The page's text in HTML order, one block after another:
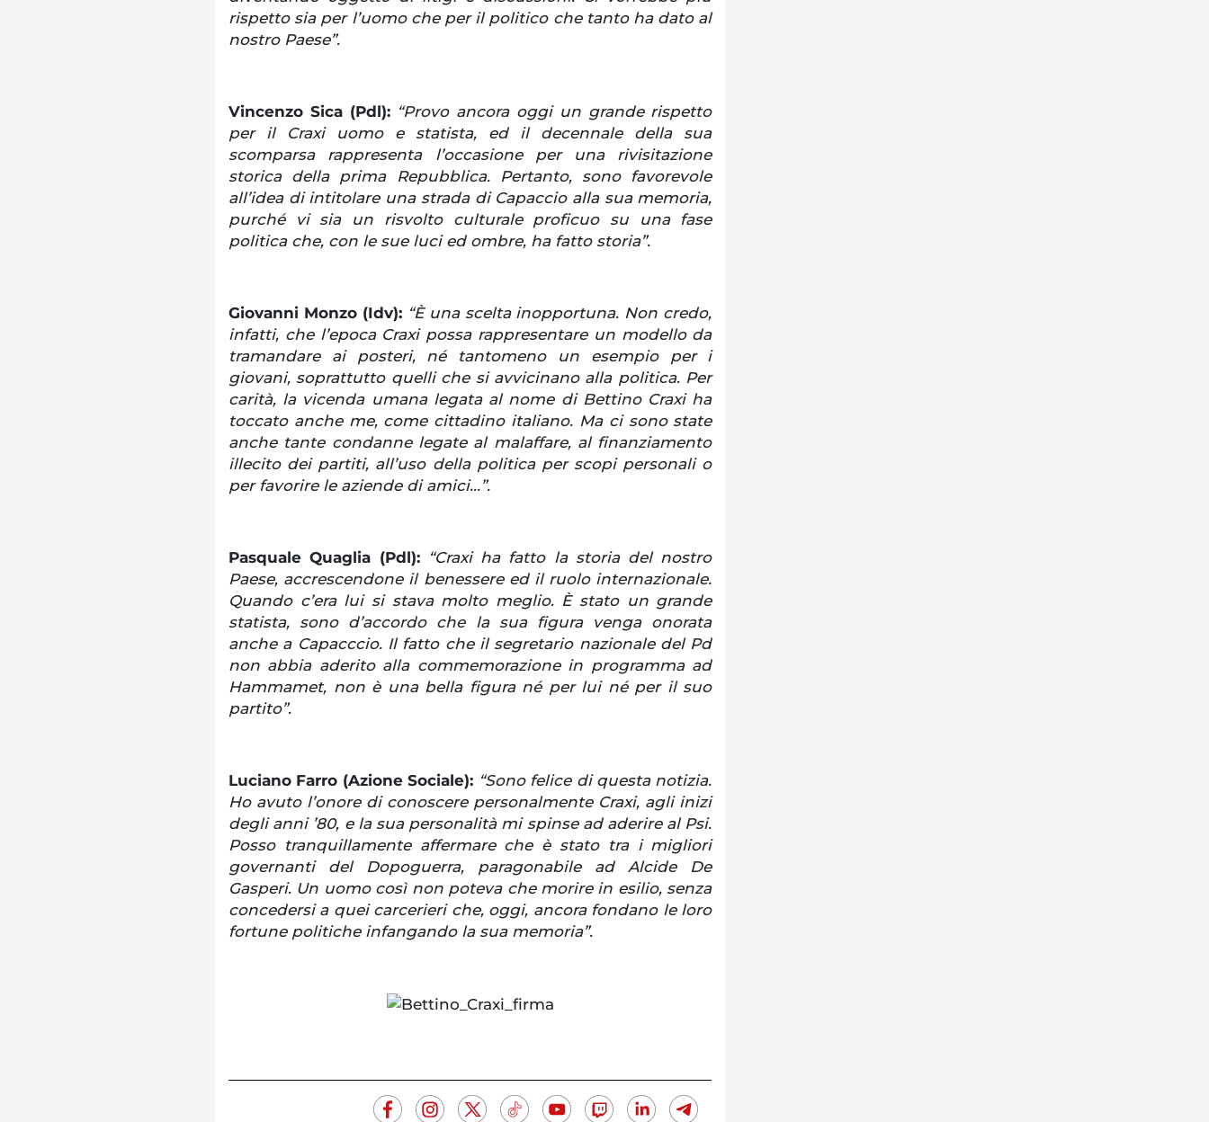
rispetto sia per l’uomo che per il politico che tanto ha dato al
nostro Paese”.
Vincenzo Sica (Pdl): “Provo ancora oggi un grande rispetto
per il Craxi uomo e statista, ed il decennale della sua
scomparsa rappresenta l’occasione per una rivisitazione
storica della prima Repubblica. Pertanto, sono favorevole
all’idea di intitolare una strada di Capaccio alla sua memoria,
purché vi sia un risvolto culturale proficuo su una fase
politica che, con le sue luci ed ombre, ha fatto storia”.
Giovanni Monzo (Idv): “È una scelta inopportuna. Non credo,
infatti, che l’epoca Craxi possa rappresentare un modello da
tramandare ai posteri, né tantomeno un esempio per i
giovani, soprattutto quelli che si avvicinano alla politica. Per
carità, la vicenda umana legata al nome di Bettino Craxi ha
toccato anche me, come cittadino italiano. Ma ci sono state
anche tante condanne legate al malaffare, al finanziamento
illecito dei partiti, all’uso della politica per scopi personali o
per favorire le aziende di amici...”.
Pasquale Quaglia (Pdl):
“Craxi ha fatto la storia del nostro
Paese, accrescendone il benessere ed il ruolo internazionale.
Quando c’era lui si stava molto meglio. È stato un grande
statista, sono d’accordo che la sua figura venga onorata
anche a Capacccio. Il fatto che il segretario nazionale del Pd
non abbia aderito alla commemorazione in programma ad
Hammamet, non è una bella figura né per lui né per il suo
partito”.
Luciano Farro (Azione Sociale): “Sono felice di questa notizia.
Ho avuto l’onore di conoscere personalmente Craxi, agli inizi
degli anni ’80, e la sua personalità mi spinse ad aderire al Psi.
Posso tranquillamente affermare che è stato tra i migliori
governanti del Dopoguerra, paragonabile ad Alcide De
Gasperi. Un uomo così non poteva che morire in esilio, senza
concedersi a quei carcerieri che, oggi, ancora fondano le loro
fortune politiche infangando la sua memoria”.